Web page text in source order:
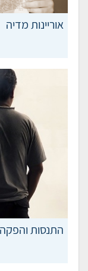
אוריינות מדיה
התנסות והפקה